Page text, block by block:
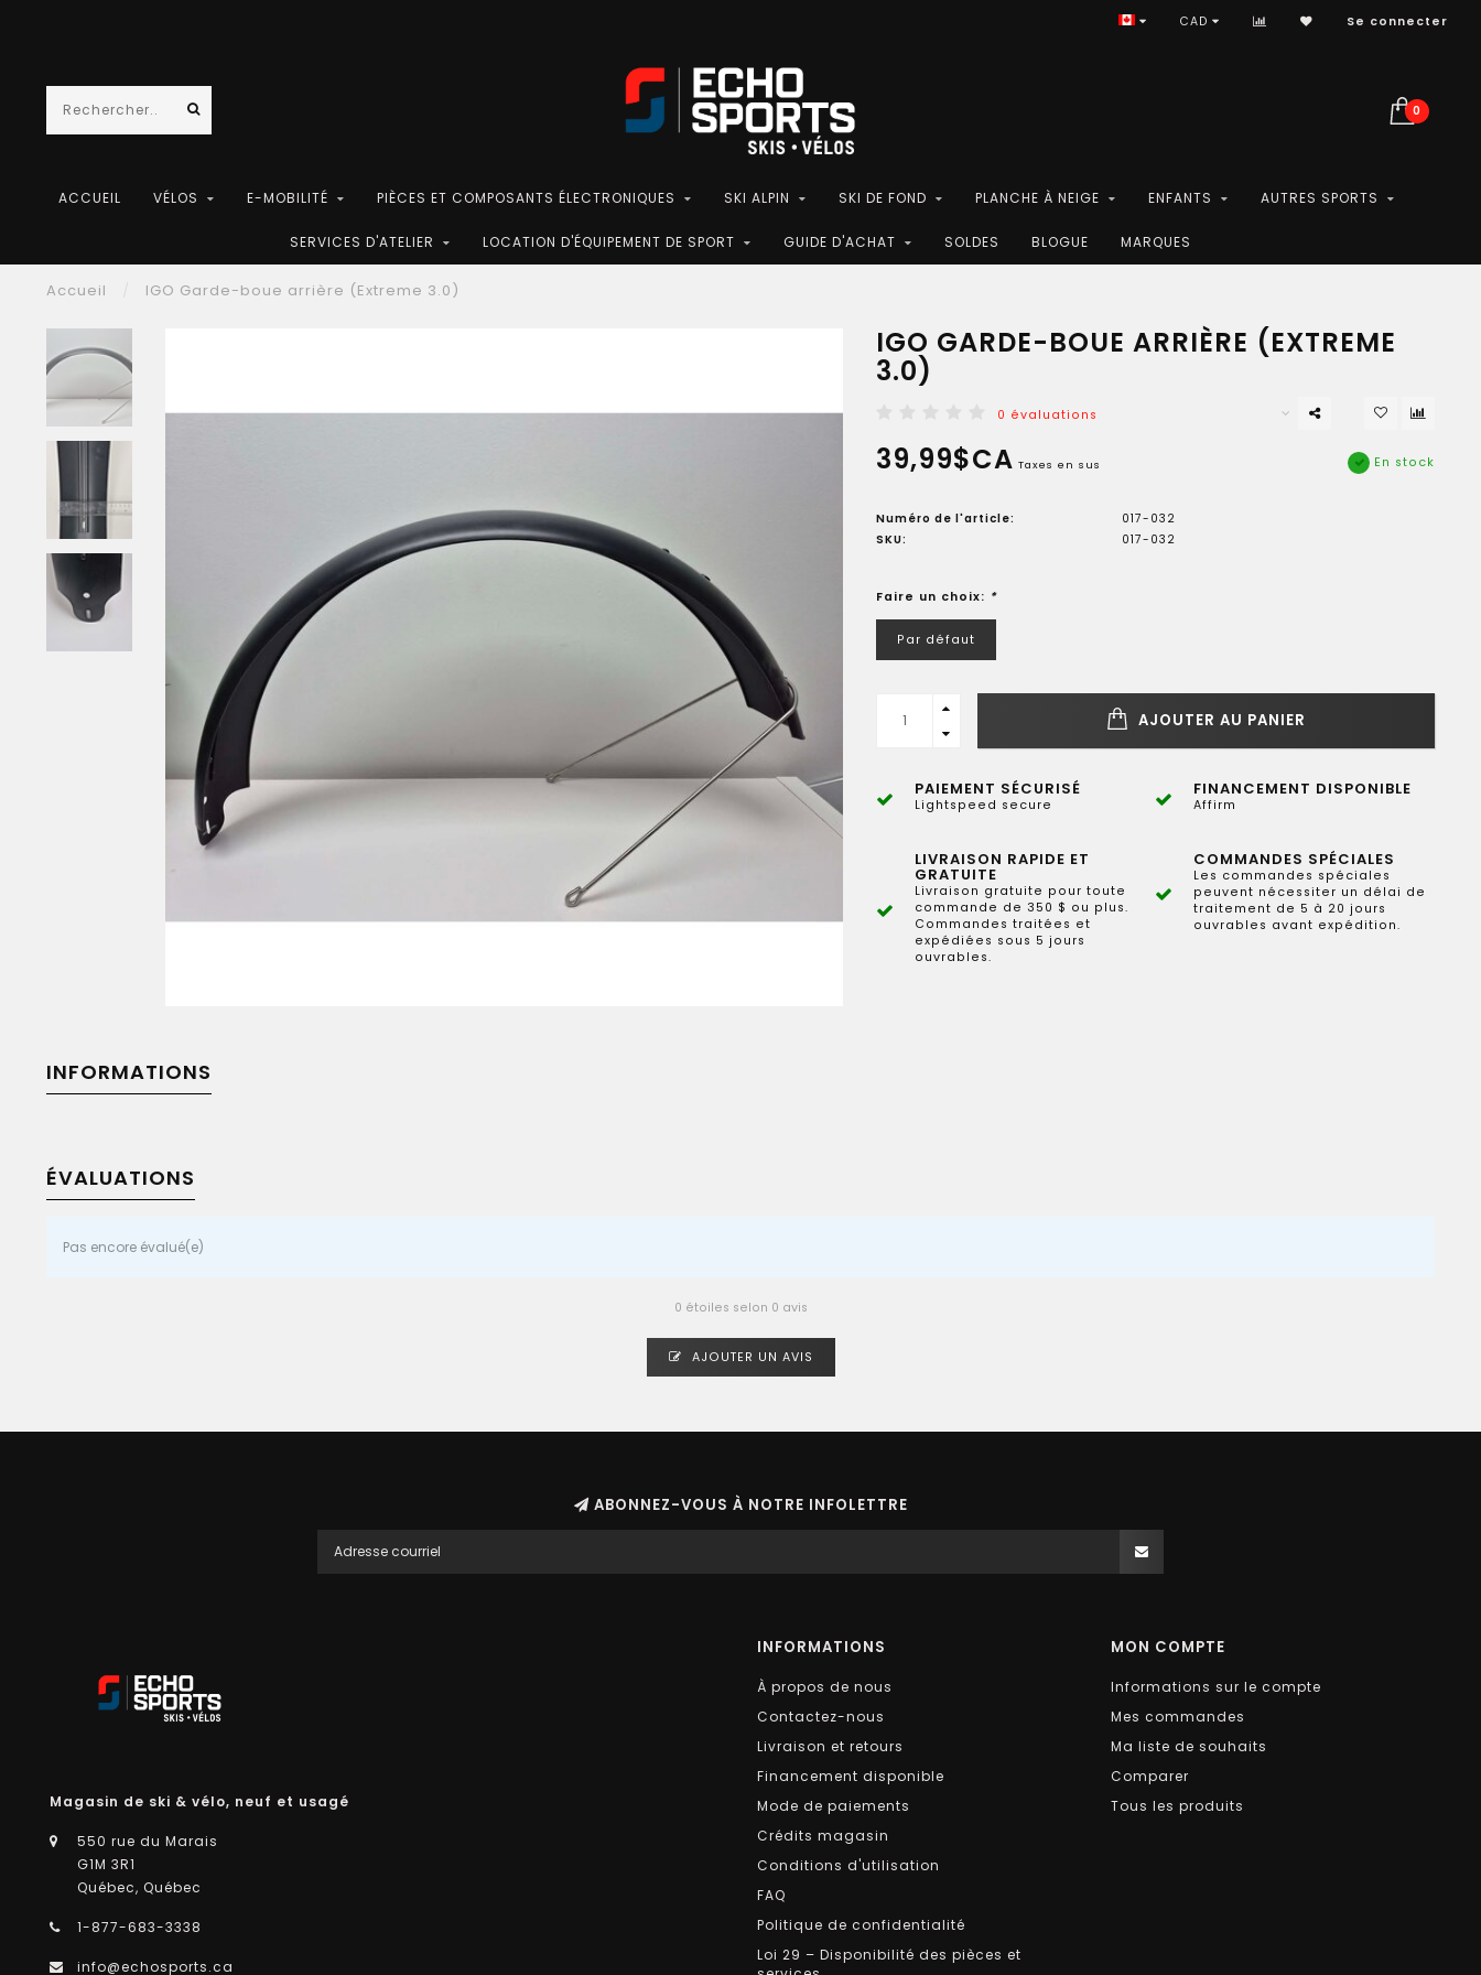
CAD Se connecter
0
ACCUEIL VÉLOS E-MOBILITÉ PIÈCES ET COMPOSANTS ÉLECTRONIQUES SKI ALPIN SKI DE FOND PLANCHE À NEIGE ENFANTS AUTRES SPORTS
SERVICES D'ATELIER LOCATION D'ÉQUIPEMENT DE SPORT GUIDE D'ACHAT SOLDES BLOGUE MARQUES
Accueil IGO Garde-boue arrière (Extreme 3.0)
IGO GARDE-BOUE ARRIÈRE (EXTREME
3.0)
0 évaluations
39,99$CA Taxes en sus En stock
Numéro de l'article:
017-032
SKU:
017-032
Faire un choix: *
Par défaut
AJOUTER AU PANIER
PAIEMENT SÉCURISÉ
Lightspeed secure
FINANCEMENT DISPONIBLE
Affirm
LIVRAISON RAPIDE ET
GRATUITE
Livraison gratuite pour toute
commande de 350 $ ou plus.
Commandes traitées et
expédiées sous 5 jours
ouvrables.
COMMANDES SPÉCIALES
Les commandes spéciales
peuvent nécessiter un délai de
traitement de 5 à 20 jours
ouvrables avant expédition.
INFORMATIONS
ÉVALUATIONS
Pas encore évalué(e)
0 étoiles selon 0 avis
AJOUTER UN AVIS
ABONNEZ-VOUS À NOTRE INFOLETTRE
Magasin de ski & vélo, neuf et usagé
550 rue du Marais
G1M 3R1
Québec, Québec
1-877-683-3338
info@echosports.ca
INFORMATIONS
À propos de nous
Contactez-nous
Livraison et retours
Financement disponible
Mode de paiements
Crédits magasin
Conditions d'utilisation
FAQ
Politique de confidentialité
Loi 29 – Disponibilité des pièces et
MON COMPTE
Informations sur le compte
Mes commandes
Ma liste de souhaits
Comparer
Tous les produits